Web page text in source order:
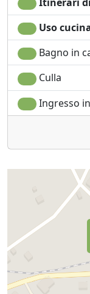
Uso
Bagno in
Culla
Ingresso